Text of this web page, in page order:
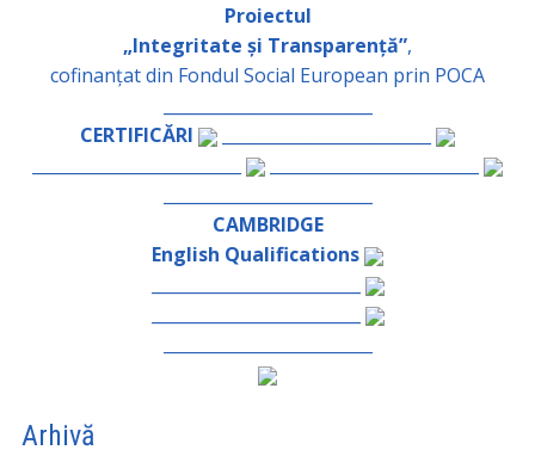
Proiectul
„Integritate și Transparență”,
cofinanțat din Fondul Social European prin POCA
CERTIFICĂRI
CAMBRIDGE
English Qualifications
Arhivă